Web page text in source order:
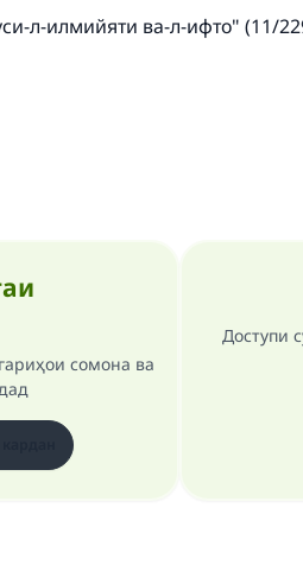
л-илмийяти ва-л-ифто" (11/
сомона ва
Доступи